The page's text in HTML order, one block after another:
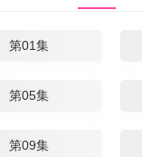
第01集
第05集
第09集